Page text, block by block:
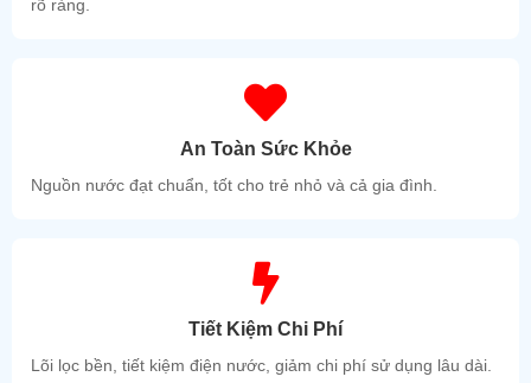
rõ ràng.
An Toàn Sức Khỏe
Nguồn nước đạt chuẩn, tốt cho trẻ nhỏ và cả gia đình.
Tiết Kiệm Chi Phí
Lõi lọc bền, tiết kiệm điện nước, giảm chi phí sử dụng lâu dài.